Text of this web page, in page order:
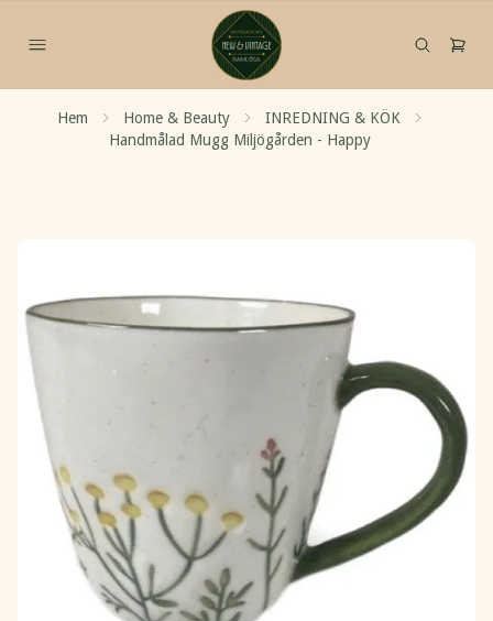
Hem Home & Beauty
INREDNING & KÖK
Handmålad Mugg Miljögården - Happy